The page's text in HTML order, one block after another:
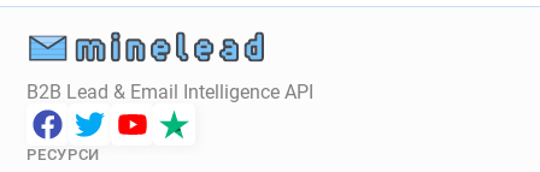
B2B Lead & Email Intelligence API
РЕСУРСИ